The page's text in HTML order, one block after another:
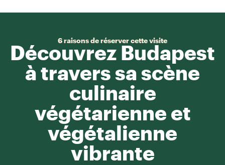
6 raisons de réserver cette visite
Découvrez Budapest
à travers sa scène
culinaire
végétarienne et
végétalienne
vibrante